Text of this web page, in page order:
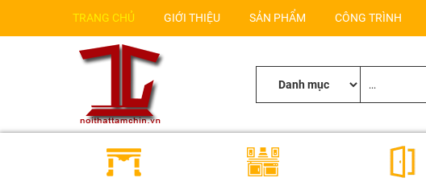
TRANG CHỦ GIỚI THIỆU SẢN PHẨM CÔNG TRÌNH